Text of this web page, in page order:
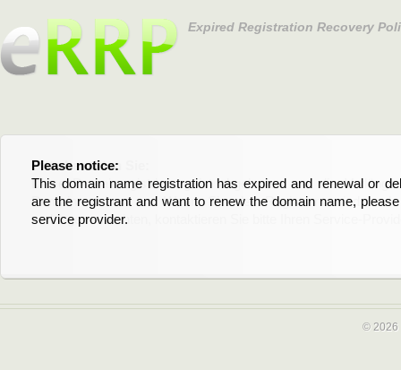
Expired Registration Recovery
Please notice:
This domain name registration has expired and renewal or
are the registrant and want to renew the domain name,
service provider.
Bitte beachten Sie:
Diese Domainregistrierung ist abgelaufen und die
Domain stehen an. Wenn Sie der Registrant sind und
verlängern möchten, kontaktieren Sie bitte Ihren Service-
© 2026